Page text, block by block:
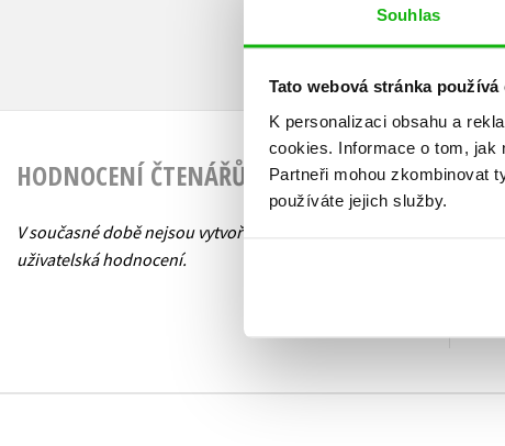
Souhlas
Tato webová stránka používá
K personalizaci obsahu a
cookies. Informace o tom,
Partneři mohou zkombinovat
používáte jejich služby.
HODNOCENÍ ČTENÁŘŮ
V současné době nejsou vytvořena žádná
uživatelská hodnocení.